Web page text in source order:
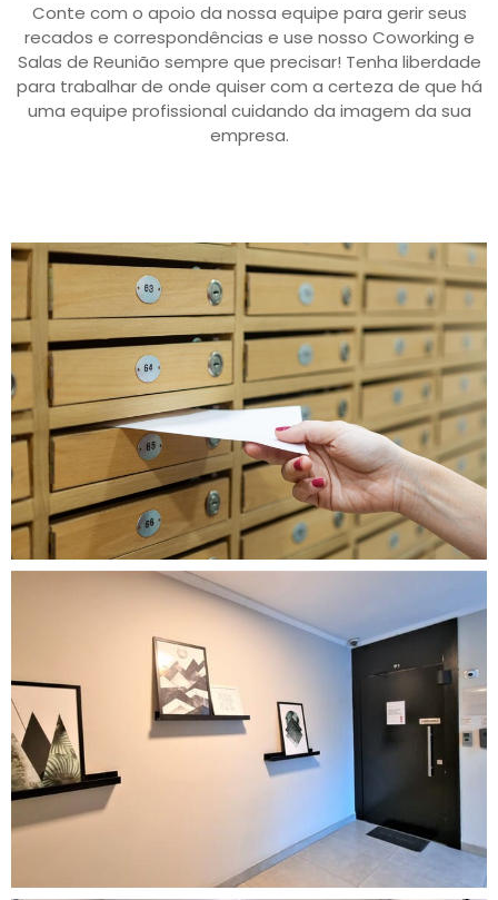
Conte com o apoio da nossa equipe para gerir seus
recados e correspondências e use nosso Coworking e
Salas de Reunião sempre que precisar! Tenha liberdade
para trabalhar de onde quiser com a certeza de que há
uma equipe profissional cuidando da imagem da sua
empresa.